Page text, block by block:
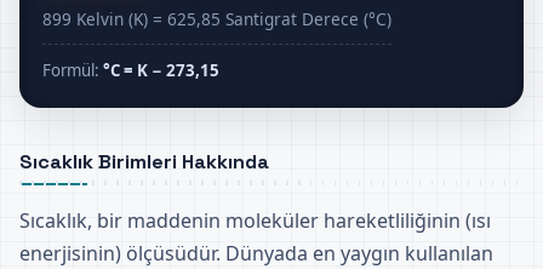
899 Kelvin (K) = 625,85 Santigrat Derece (°C)
Formül:°C = K − 273,15
Sıcaklık Birimleri Hakkında
Sıcaklık, bir maddenin moleküler hareketliliğinin (ısı
enerjisinin) ölçüsüdür. Dünyada en yaygın kullanılan